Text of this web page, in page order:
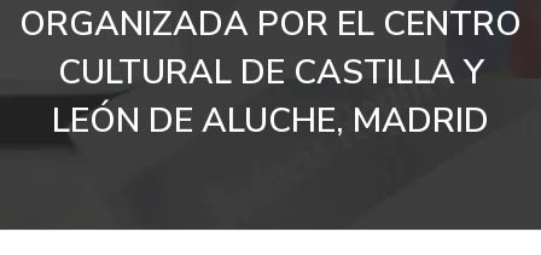
ORGANIZADA POR EL CENTRO
CULTURAL DE CASTILLA Y
LEÓN DE ALUCHE, MADRID